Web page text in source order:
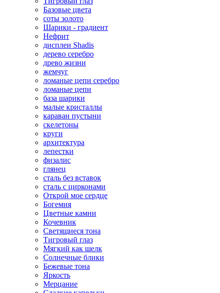
Базовые цвета
соты золото
Шарики - градиент
Нефрит
дисплеи Shadis
дерево серебро
древо жизни
жемчуг
ломаные цепи серебро
ломаные цепи
база шарики
малые кристаллы
караван пустыни
скелетоны
круги
архитектура
лепестки
физалис
глянец
сталь без вставок
сталь с цирконами
Открой мое сердце
Богемия
Цветные камни
Кочевник
Светящиеся тона
Тигровый глаз
Мягкий как шелк
Солнечные блики
Бежевые тона
Яркость
Мерцание